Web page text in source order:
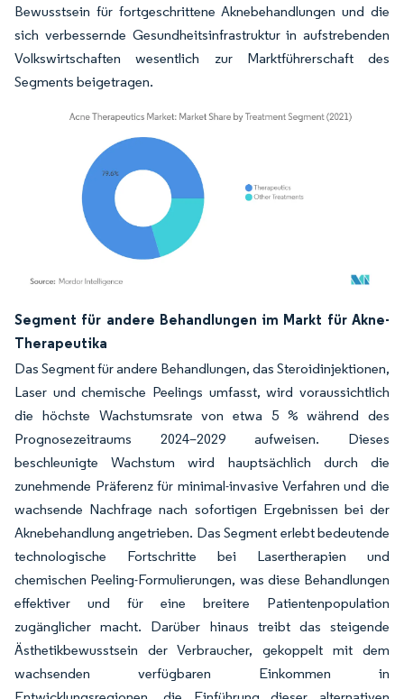
Bewusstsein für fortgeschrittene Aknebehandlungen und die
sich verbessernde Gesundheitsinfrastruktur in aufstrebenden
Volkswirtschaften wesentlich zur Marktführerschaft des
Segments beigetragen.
Bild © Mordor Intelligence. Wiederverwendung erfordert Namensnennung gemäß
Segment für andere Behandlungen im Markt für Akne-
Therapeutika
Das Segment für andere Behandlungen, das Steroidinjektionen,
Laser und chemische Peelings umfasst, wird voraussichtlich
die höchste Wachstumsrate von etwa 5 % während des
Prognosezeitraums 2024–2029 aufweisen. Dieses
beschleunigte Wachstum wird hauptsächlich durch die
zunehmende Präferenz für minimal-invasive Verfahren und die
wachsende Nachfrage nach sofortigen Ergebnissen bei der
Aknebehandlung angetrieben. Das Segment erlebt bedeutende
technologische Fortschritte bei Lasertherapien und
chemischen Peeling-Formulierungen, was diese Behandlungen
effektiver und für eine breitere Patientenpopulation
zugänglicher macht. Darüber hinaus treibt das steigende
Ästhetikbewusstsein der Verbraucher, gekoppelt mit dem
wachsenden verfügbaren Einkommen in